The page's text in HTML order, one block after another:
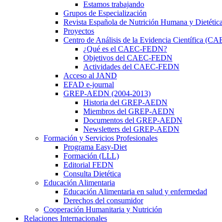
Estamos trabajando
Grupos de Especialización
Revista Española de Nutrición Humana y Dietética
Proyectos
Centro de Análisis de la Evidencia Científica
¿Qué es el CAEC-FEDN?
Objetivos del CAEC-FEDN
Actividades del CAEC-FEDN
Acceso al JAND
EFAD e-journal
GREP-AEDN (2004-2013)
Historia del GREP-AEDN
Miembros del GREP-AEDN
Documentos del GREP-AEDN
Newsletters del GREP-AEDN
Formación y Servicios Profesionales
Programa Easy-Diet
Formación (LLL)
Editorial FEDN
Consulta Dietética
Educación Alimentaria
Educación Alimentaria en salud y enfermedad
Derechos del consumidor
Cooperación Humanitaria y Nutrición
Relaciones Internacionales